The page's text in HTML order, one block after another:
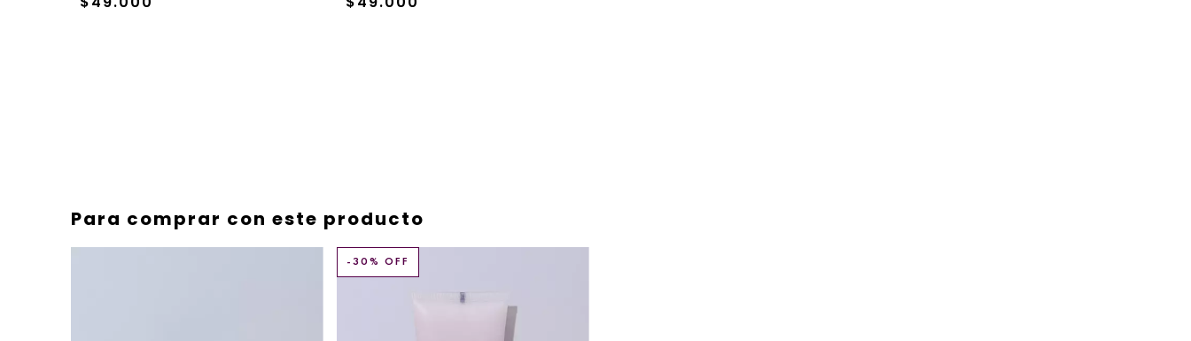
Para comprar con este producto
- 30 % OFF